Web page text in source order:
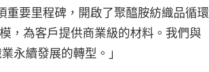
要里程碑，開啟了聚醯胺紡織品循環
，為客戶提供商業級的材料。我們與
永續發展的轉型。」